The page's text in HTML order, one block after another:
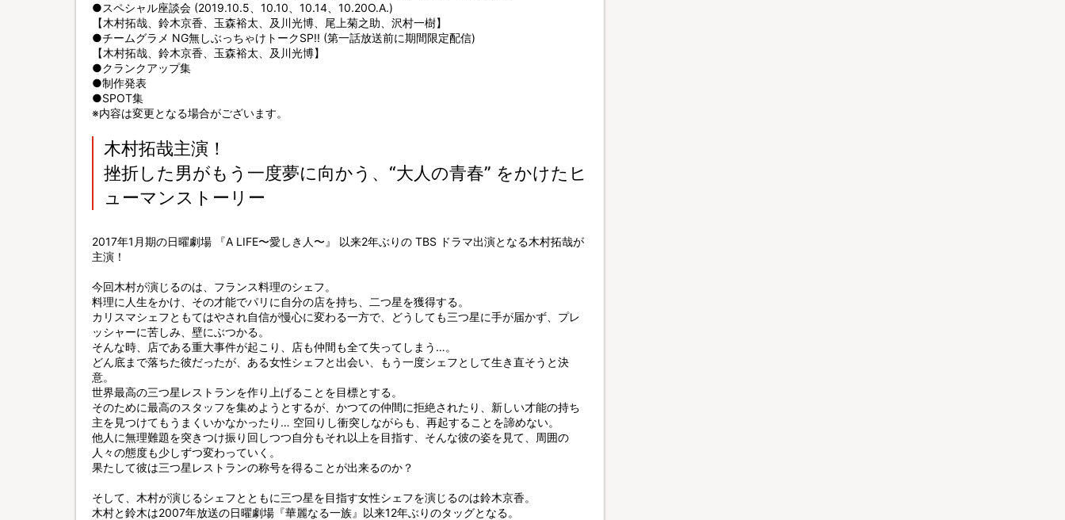
●スペシャル座談会 (2019.10.5、10.10、10.14、10.20O.A.)
【木村拓哉、鈴木京香、玉森裕太、及川光博、尾上菊之助、沢村一樹】
●チームグラメ NG無しぶっちゃけトークSP!! (第一話放送前に期間限定配信)
【木村拓哉、鈴木京香、玉森裕太、及川光博】
●クランクアップ集
●制作発表
●SPOT集
※内容は変更となる場合がございます。
木村拓哉主演！
挫折した男がもう一度夢に向かう、“大人の青春” をかけたヒ
ューマンストーリー
2017年1月期の日曜劇場 『A LIFE〜愛しき人〜』 以来2年ぶりの TBS ドラマ出演となる木村拓哉が
主演！
今回木村が演じるのは、フランス料理のシェフ。
料理に人生をかけ、その才能でパリに自分の店を持ち、二つ星を獲得する。
カリスマシェフともてはやされ自信が慢心に変わる一方で、どうしても三つ星に手が届かず、プレ
ッシャーに苦しみ、壁にぶつかる。
そんな時、店である重大事件が起こり、店も仲間も全て失ってしまう…。
どん底まで落ちた彼だったが、ある女性シェフと出会い、もう一度シェフとして生き直そうと決
意。
世界最高の三つ星レストランを作り上げることを目標とする。
そのために最高のスタッフを集めようとするが、かつての仲間に拒絶されたり、新しい才能の持ち
主を見つけてもうまくいかなかったり… 空回りし衝突しながらも、再起することを諦めない。
他人に無理難題を突きつけ振り回しつつ自分もそれ以上を目指す、そんな彼の姿を見て、周囲の
人々の態度も少しずつ変わっていく。
果たして彼は三つ星レストランの称号を得ることが出来るのか？
そして、木村が演じるシェフとともに三つ星を目指す女性シェフを演じるのは鈴木京香。
木村と鈴木は2007年放送の日曜劇場『華麗なる一族』以来12年ぶりのタッグとなる。